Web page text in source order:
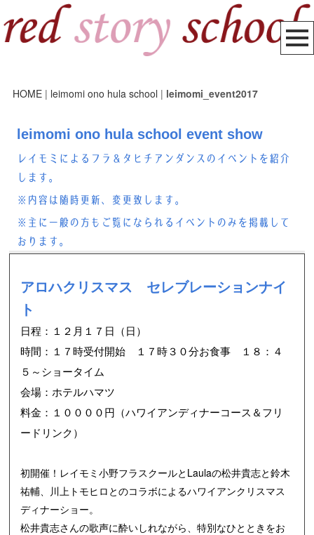
HOME | leimomi ono hula school | leimomi_event2017
leimomi ono hula school event show
レイモミによるフラ＆タヒチアンダンスのイベントを紹介
します。
※内容は随時更新、変更致します。
※主に一般の方もご覧になられるイベントのみを掲載して
おります。
アロハクリスマス セレブレーションナイ
ト
日程：１２ 月１７日（日）
時間：１７時受付開始 １７時３０分お食事 １８：４
５～ショータイム
会場：ホテルハマツ
料金：１００００円（ハワイアンディナーコース＆フリ
ードリンク）
初開催！レイモミ小野フラスクールとLaulaの松井貴志と鈴木
祐輔、川上トモヒロとのコラボによるハワイアンクリスマス
ディナーショー。
松井貴志さんの歌声に酔いしれながら、特別なひとときをお